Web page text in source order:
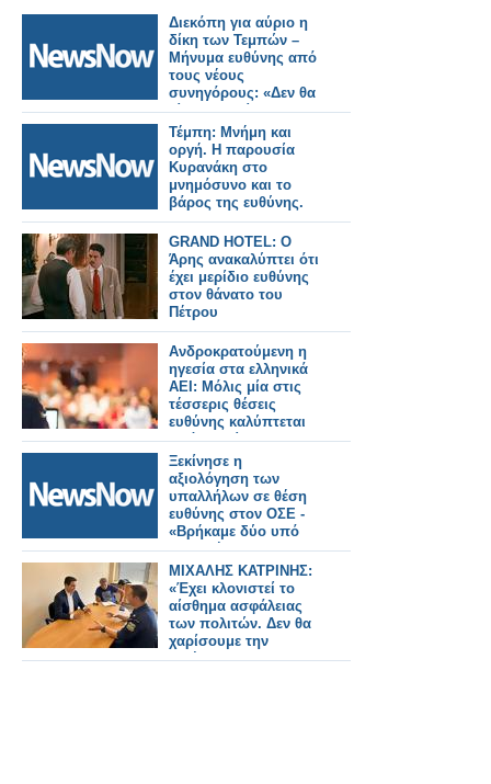
Διεκόπη για αύριο η
δίκη των Τεμπών –
Μήνυμα ευθύνης από
τους νέους
συνηγόρους: «Δεν θα
γίνουμε αιτία
καθυστέρησης της
δίκης»
Τέμπη: Μνήμη και
oργή. Η παρουσία
Κυρανάκη στο
μνημόσυνο και το
βάρος της ευθύνης.
GRAND HOTEL: Ο
Άρης ανακαλύπτει ότι
έχει μερίδιο ευθύνης
στον θάνατο του
Πέτρου
Ανδροκρατούμενη η
ηγεσία στα ελληνικά
ΑΕΙ: Μόλις μία στις
τέσσερις θέσεις
ευθύνης καλύπτεται
από γυναίκες
Ξεκίνησε η
αξιολόγηση των
υπαλλήλων σε θέση
ευθύνης στον ΟΣΕ -
«Βρήκαμε δύο υπό
την επήρεια
ναρκωτικών» είπε ο
Κυρανάκης
ΜΙΧΑΛΗΣ ΚΑΤΡΙΝΗΣ:
«Έχει κλονιστεί το
αίσθημα ασφάλειας
των πολιτών. Δεν θα
χαρίσουμε την
ατζέντα για την